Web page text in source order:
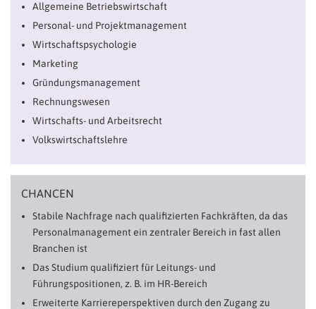
Allgemeine Betriebswirtschaft
Personal- und Projektmanagement
Wirtschaftspsychologie
Marketing
Gründungsmanagement
Rechnungswesen
Wirtschafts- und Arbeitsrecht
Volkswirtschaftslehre
CHANCEN
Stabile Nachfrage nach qualifizierten Fachkräften, da das
Personalmanagement ein zentraler Bereich in fast allen
Branchen ist
Das Studium qualifiziert für Leitungs- und
Führungspositionen, z. B. im HR-Bereich
Erweiterte Karriereperspektiven durch den Zugang zu